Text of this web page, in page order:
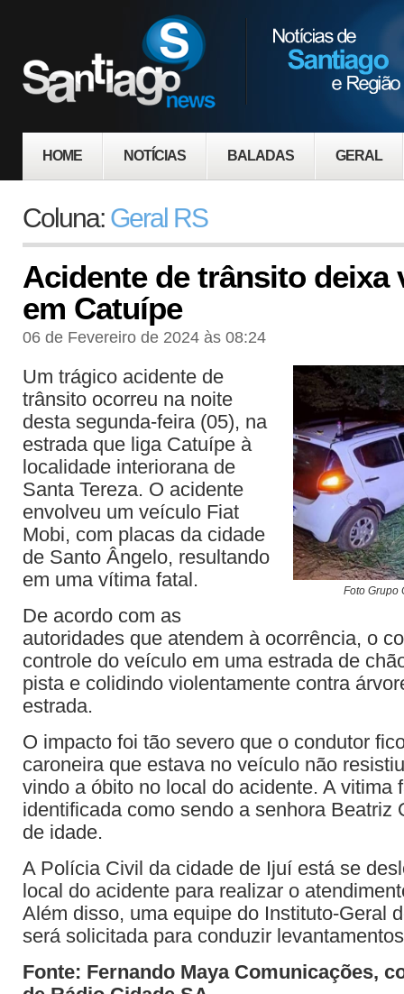
HOME NOTÍCIAS BALADAS GERAL
Coluna: Geral RS
Acidente de trânsito deixa
em Catuípe
06 de Fevereiro de 2024 às 08:24
Foto Grupo
Um trágico acidente de
trânsito ocorreu na noite
desta segunda-feira (05), na
estrada que liga Catuípe à
localidade interiorana de
Santa Tereza. O acidente
envolveu um veículo Fiat
Mobi, com placas da cidade
de Santo Ângelo, resultando
em uma vítima fatal.
De acordo com as
autoridades que atendem à ocorrência, o
controle do veículo em uma estrada de
pista e colidindo violentamente contra
estrada.
O impacto foi tão severo que o condutor
caroneira que estava no veículo não
vindo a óbito no local do acidente. A vitima
identificada como sendo a senhora Beatriz
de idade.
A Polícia Civil da cidade de Ijuí está se
local do acidente para realizar o
Além disso, uma equipe do Instituto-Geral
será solicitada para conduzir
Fonte: Fernando Maya Comunicações,